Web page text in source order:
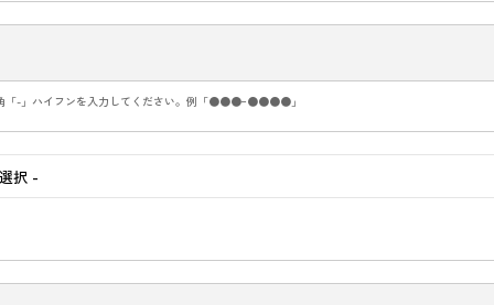
「-」ハイフンを入力してください。例「●●●ｰ●●●●」